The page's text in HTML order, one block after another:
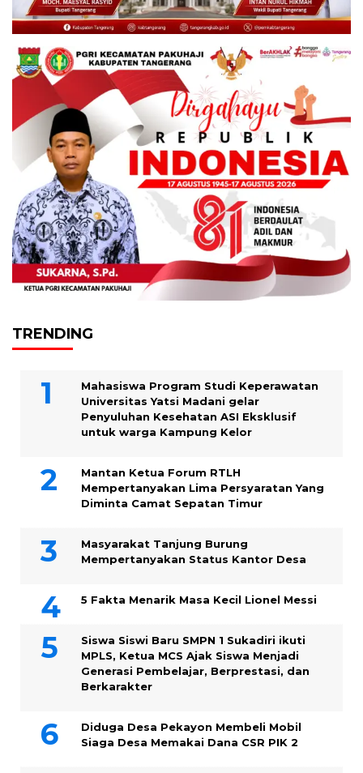
TRENDING
Mahasiswa Program Studi Keperawatan
Universitas Yatsi Madani gelar
Penyuluhan Kesehatan ASI Eksklusif
untuk warga Kampung ‎Kelor
Mantan Ketua Forum RTLH
Mempertanyakan Lima Persyaratan Yang
Diminta Camat Sepatan Timur
Masyarakat Tanjung Burung
Mempertanyakan Status Kantor Desa
5 Fakta Menarik Masa Kecil Lionel Messi
Siswa Siswi Baru SMPN 1 Sukadiri ikuti
MPLS, Ketua MCS Ajak Siswa Menjadi
Generasi Pembelajar, Berprestasi, dan
Berkarakter
Diduga Desa Pekayon Membeli Mobil
Siaga Desa Memakai Dana CSR PIK 2